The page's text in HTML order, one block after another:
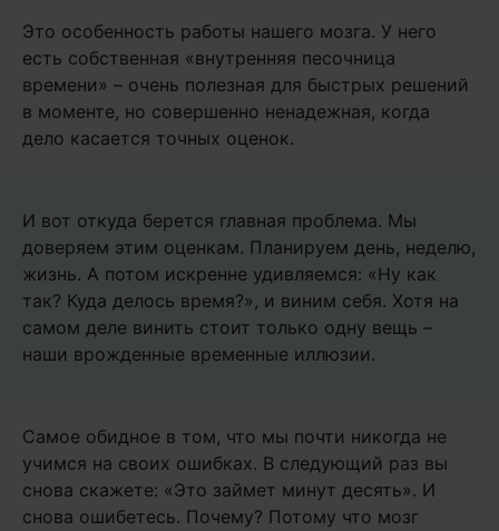
Это особенность работы нашего мозга. У него
есть собственная «внутренняя песочница
времени» – очень полезная для быстрых решений
в моменте, но совершенно ненадежная, когда
дело касается точных оценок.
И вот откуда берется главная проблема. Мы
доверяем этим оценкам. Планируем день, неделю,
жизнь. А потом искренне удивляемся: «Ну как
так? Куда делось время?», и виним себя. Хотя на
самом деле винить стоит только одну вещь –
наши врожденные временные иллюзии.
Самое обидное в том, что мы почти никогда не
учимся на своих ошибках. В следующий раз вы
снова скажете: «Это займет минут десять». И
снова ошибетесь. Почему? Потому что мозг